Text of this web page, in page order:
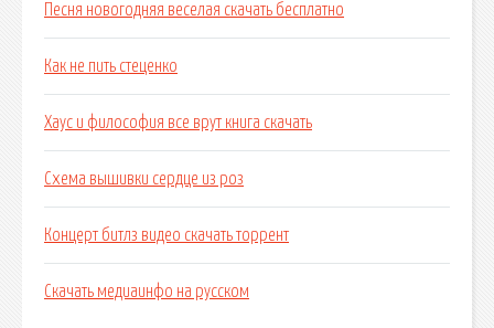
Песня новогодняя веселая скачать бесплатно
Как не пить стеценко
Хаус и философия все врут книга скачать
Схема вышивки сердце из роз
Концерт битлз видео скачать торрент
Скачать медиаинфо на русском